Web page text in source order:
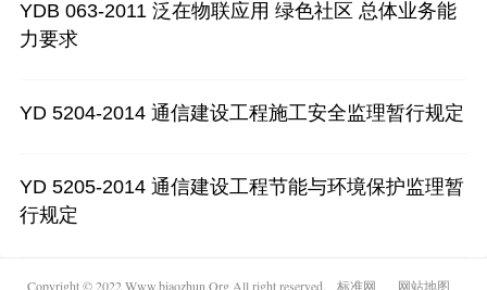
YDB 063-2011 泛在物联应用 绿色社区 总体业务能
力要求
YD 5204-2014 通信建设工程施工安全监理暂行规定
YD 5205-2014 通信建设工程节能与环境保护监理暂
行规定
Copyright © 2022 Www.biaozhun.Org All right reserved. 标准网 网站地图